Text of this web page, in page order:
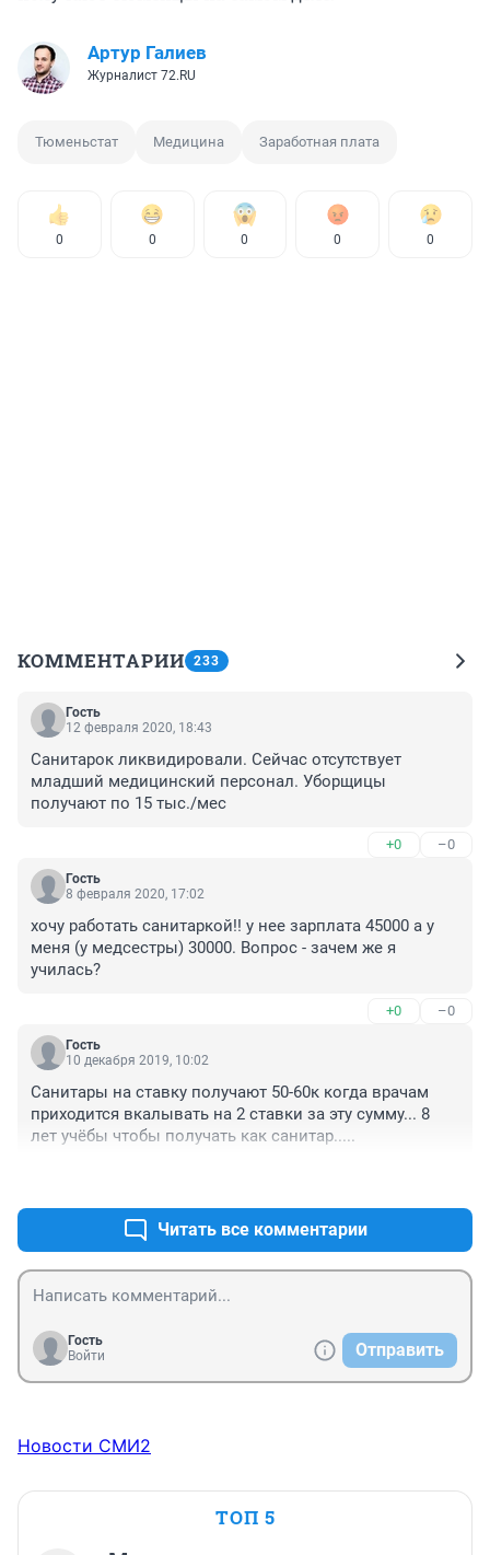
Артур Галиев
Журналист 72.RU
Тюменьстат Медицина Заработная плата
0 0 0 0 0
КОММЕНТАРИИ 233
Гость
12 февраля 2020, 18:43
Санитарок ликвидировали. Сейчас отсутствует
младший медицинский персонал. Уборщицы
получают по 15 тыс./мес
+0 –0
Гость
8 февраля 2020, 17:02
хочу работать санитаркой!! у нее зарплата 45000 а у
меня (у медсестры) 30000. Вопрос - зачем же я
училась?
+0 –0
Гость
10 декабря 2019, 10:02
Санитары на ставку получают 50-60к когда врачам
приходится вкалывать на 2 ставки за эту сумму... 8
лет учёбы чтобы получать как санитар.....
Читать все комментарии
Гость
Войти
Отправить
Новости СМИ2
ТОП 5